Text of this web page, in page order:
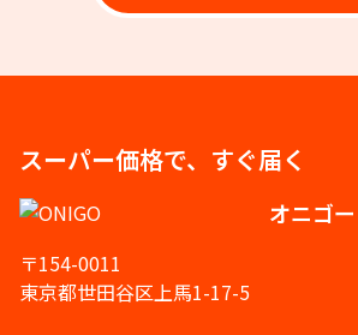
スーパー価格で、すぐ届く
オニゴー
〒154-0011
東京都世田谷区上馬1-17-5